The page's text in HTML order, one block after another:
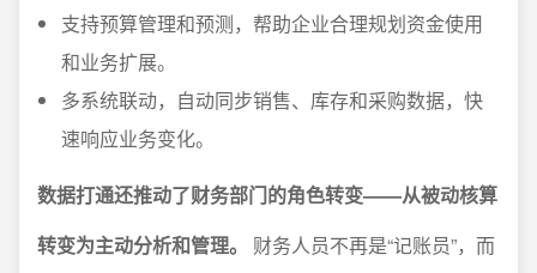
支持预算管理和预测，帮助企业合理规划资金使用
和业务扩展。
多系统联动，自动同步销售、库存和采购数据，快
速响应业务变化。
数据打通还推动了财务部门的角色转变——从被动核算
转变为主动分析和管理。
财务人员不再是“记账员”，而